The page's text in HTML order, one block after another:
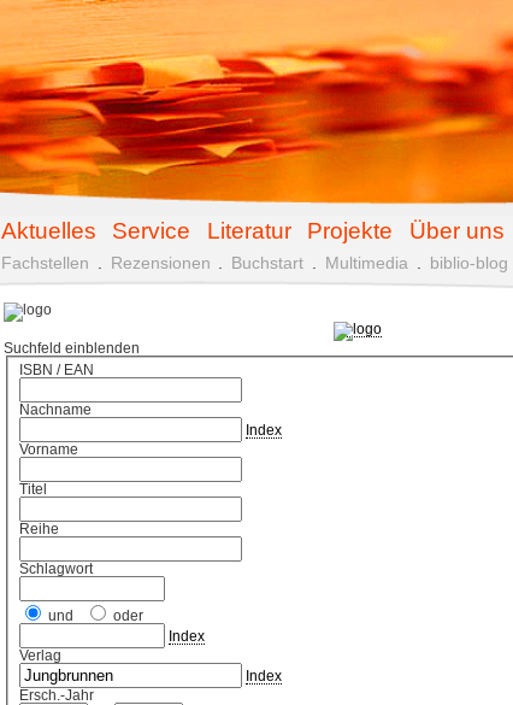
Aktuelles Service Literatur Projekte Über uns
Fachstellen Rezensionen Buchstart Multimedia biblio-blog
Suchfeld einblenden
ISBN / EAN
Nachname
Index
Vorname
Titel
Reihe
Schlagwort
und
oder
Index
Verlag
Index
Ersch.-Jahr